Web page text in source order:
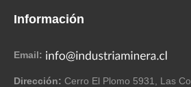
Información
Email:
Dirección: Cerro El Plomo 5931, Las